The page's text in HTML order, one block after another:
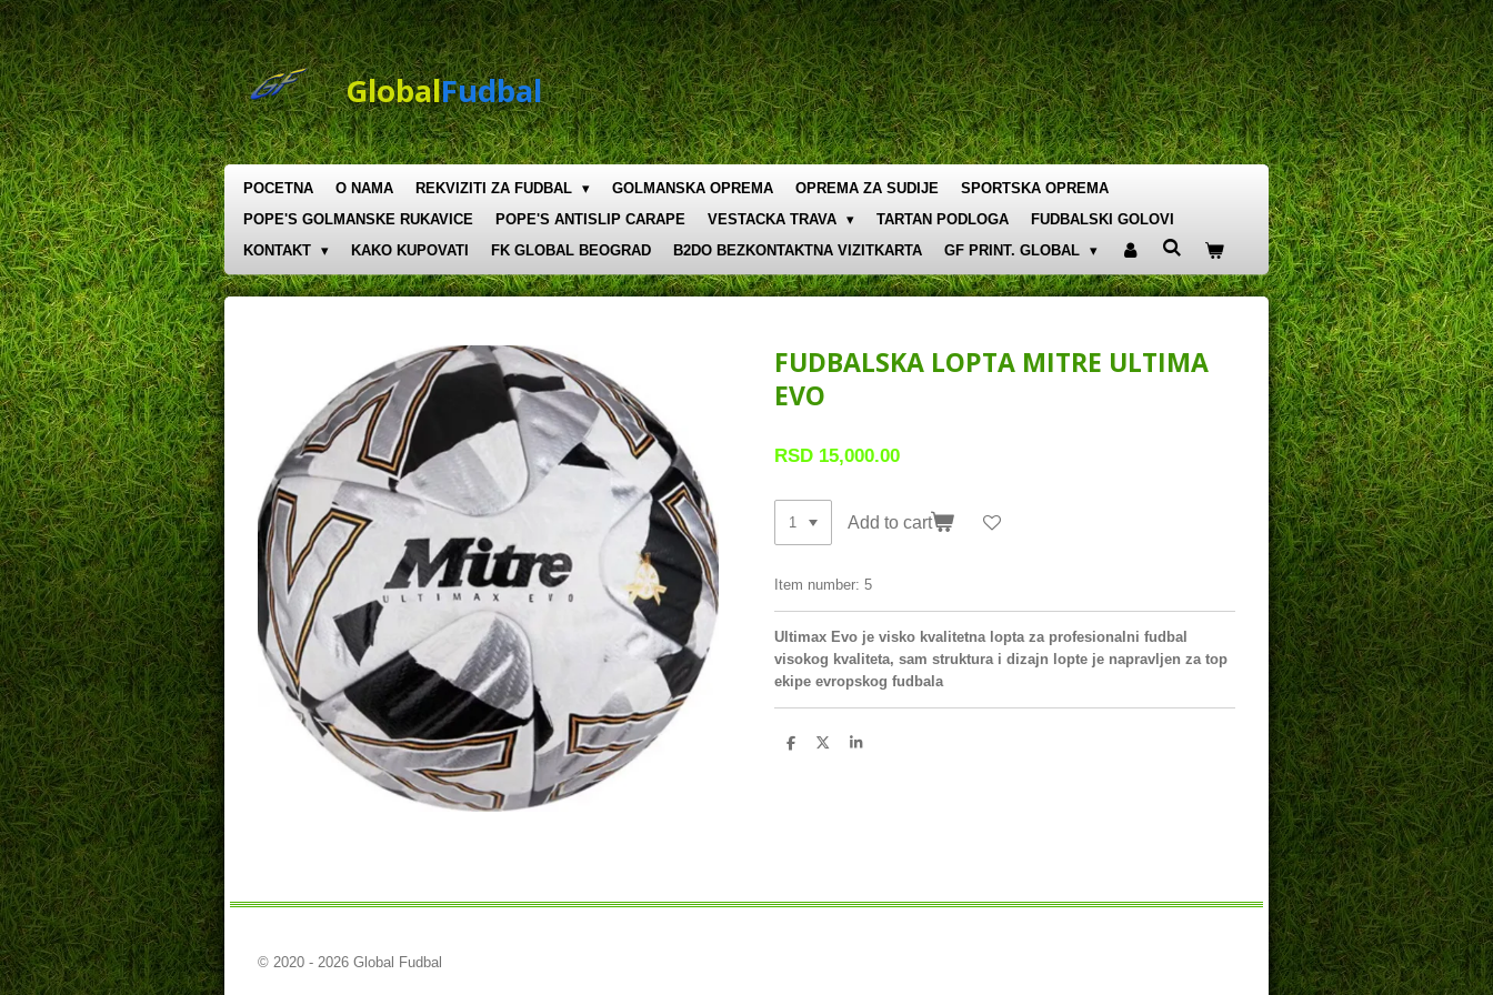
Skip
to
main
content
GlobalFudbal
POCETNA O NAMA REKVIZITI ZA FUDBAL GOLMANSKA OPREMA OPREMA ZA SUDIJE
SPORTSKA OPREMA
POPE'S GOLMANSKE RUKAVICE
POPE'S ANTISLIP CARAPE VESTACKA TRAVA TARTAN PODLOGA
FUDBALSKI GOLOVI
KONTAKT
KAKO KUPOVATI FK GLOBAL BEOGRAD B2DO BEZKONTAKTNA VIZITKARTA GF PRINT. GLOBAL
FUDBALSKA LOPTA MITRE ULTIMA
EVO
RSD 15,000.00
Add to cart
Item number: 5
Ultimax Evo je visko kvalitetna lopta za profesionalni fudbal
visokog kvaliteta, sam struktura i dizajn lopte je napravljen za top
ekipe evropskog fudbala
S
S
S
© 2020 - 2026 Global Fudbal